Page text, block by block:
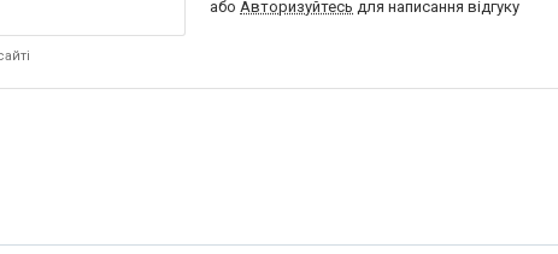
абоАвторизуйтесь для написання відгуку